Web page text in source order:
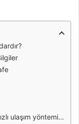
yöntemi nedir?